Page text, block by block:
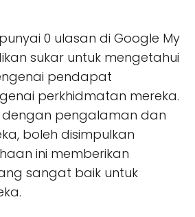
0 ulasan di Google My
sukar untuk mengetahui
pendapat
perkhidmatan mereka.
pengalaman dan
boleh disimpulkan
ini memberikan
sangat baik untuk